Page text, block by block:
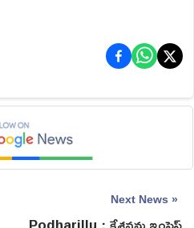
Next News »